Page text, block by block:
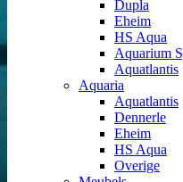
Dupla
Eheim
HS Aqua
Aquarium
Aquatlantis
Aquaria
Aquatlantis
Dennerle
Eheim
HS Aqua
Overige